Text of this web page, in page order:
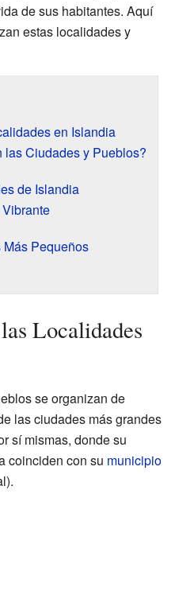
de sus habitantes. Aquí
estas localidades y
en Islandia
las Ciudades y Pueblos?
de Islandia
Pequeños
Localidades
se organizan de
las ciudades más grandes
sí mismas, donde su
coinciden con su municipio